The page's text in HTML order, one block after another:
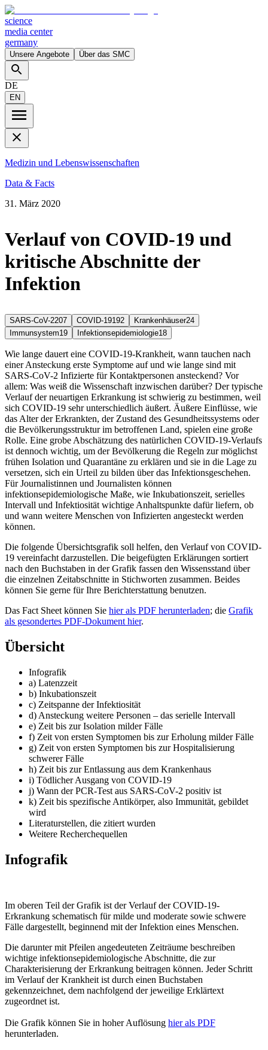
science
media center
germany
Unsere Angebote Über das SMC
DE
EN
Medizin und Lebenswissenschaften
Data & Facts
31. März 2020
Verlauf von COVID-19 und
kritische Abschnitte der
Infektion
SARS-CoV-2207 COVID-19192 Krankenhäuser24
Immunsystem19 Infektionsepidemiologie18
Wie lange dauert eine COVID-19-Krankheit, wann tauchen nach
einer Ansteckung erste Symptome auf und wie lange sind mit
SARS-CoV-2 Infizierte für Kontaktpersonen ansteckend? Vor
allem: Was weiß die Wissenschaft inzwischen darüber? Der typische
Verlauf der neuartigen Erkrankung ist schwierig zu bestimmen, weil
sich COVID-19 sehr unterschiedlich äußert. Äußere Einflüsse, wie
das Alter der Erkrankten, der Zustand des Gesundheitssystems oder
die Bevölkerungsstruktur im betroffenen Land, spielen eine große
Rolle. Eine grobe Abschätzung des natürlichen COVID-19-Verlaufs
ist dennoch wichtig, um der Bevölkerung die Regeln zur möglichst
frühen Isolation und Quarantäne zu erklären und sie in die Lage zu
versetzen, sich ein Urteil zu bilden über das Infektionsgeschehen.
Für Journalistinnen und Journalisten können
infektionsepidemiologische Maße, wie Inkubationszeit, serielles
Intervall und Infektiosität wichtige Anhaltspunkte dafür liefern, ob
und wann weitere Menschen von Infizierten angesteckt werden
können.
Die folgende Übersichtsgrafik soll helfen, den Verlauf von COVID-
19 vereinfacht darzustellen. Die beigefügten Erklärungen sortiert
nach den Buchstaben in der Grafik fassen den Wissensstand über
die einzelnen Zeitabschnitte in Stichworten zusammen. Beides
können Sie gerne für Ihre Berichterstattung benutzen.
Das Fact Sheet können Sie hier als PDF herunterladen; die Grafik
als gesondertes PDF-Dokument hier.
Übersicht
Infografik
a) Latenzzeit
b) Inkubationszeit
c) Zeitspanne der Infektiosität
d) Ansteckung weitere Personen – das serielle Intervall
e) Zeit bis zur Isolation milder Fälle
f) Zeit von ersten Symptomen bis zur Erholung milder Fälle
g) Zeit von ersten Symptomen bis zur Hospitalisierung
schwerer Fälle
h) Zeit bis zur Entlassung aus dem Krankenhaus
i) Tödlicher Ausgang von COVID-19
j) Wann der PCR-Test aus SARS-CoV-2 positiv ist
k) Zeit bis spezifische Antikörper, also Immunität, gebildet
wird
Literaturstellen, die zitiert wurden
Weitere Recherchequellen
Infografik
Im oberen Teil der Grafik ist der Verlauf der COVID-19-
Erkrankung schematisch für milde und moderate sowie schwere
Fälle dargestellt, beginnend mit der Infektion eines Menschen.
Die darunter mit Pfeilen angedeuteten Zeiträume beschreiben
wichtige infektionsepidemiologische Abschnitte, die zur
Charakterisierung der Erkrankung beitragen können. Jeder Schritt
im Verlauf der Krankheit ist durch einen Buchstaben
gekennzeichnet, dem nachfolgend der jeweilige Erklärtext
zugeordnet ist.
Die Grafik können Sie in hoher Auflösung hier als PDF
herunterladen.